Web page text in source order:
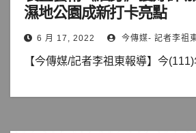
濕地公園成新打卡亮點
6 月 17, 2022 今傳媒- 記者李祖
【今傳媒/記者李祖東報導】今(111)